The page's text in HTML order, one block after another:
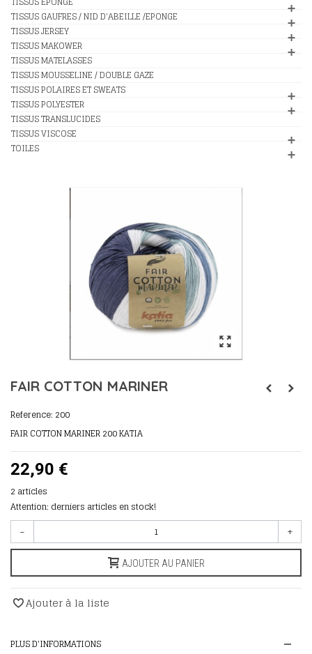
TISSUS GAUFRES / NID D'ABEILLE /EPONGE
TISSUS JERSEY
TISSUS MAKOWER
TISSUS MATELASSES
TISSUS MOUSSELINE / DOUBLE GAZE
TISSUS POLAIRES ET SWEATS
TISSUS POLYESTER
TISSUS TRANSLUCIDES
TISSUS VISCOSE
TOILES
FAIR COTTON MARINER
Reference: 200
FAIR COTTON MARINER 200 KATIA
22,90 €
2 articles
Attention: derniers articles en stock!
- +
AJOUTER AU PANIER
Ajouter à la liste
PLUS D'INFORMATIONS